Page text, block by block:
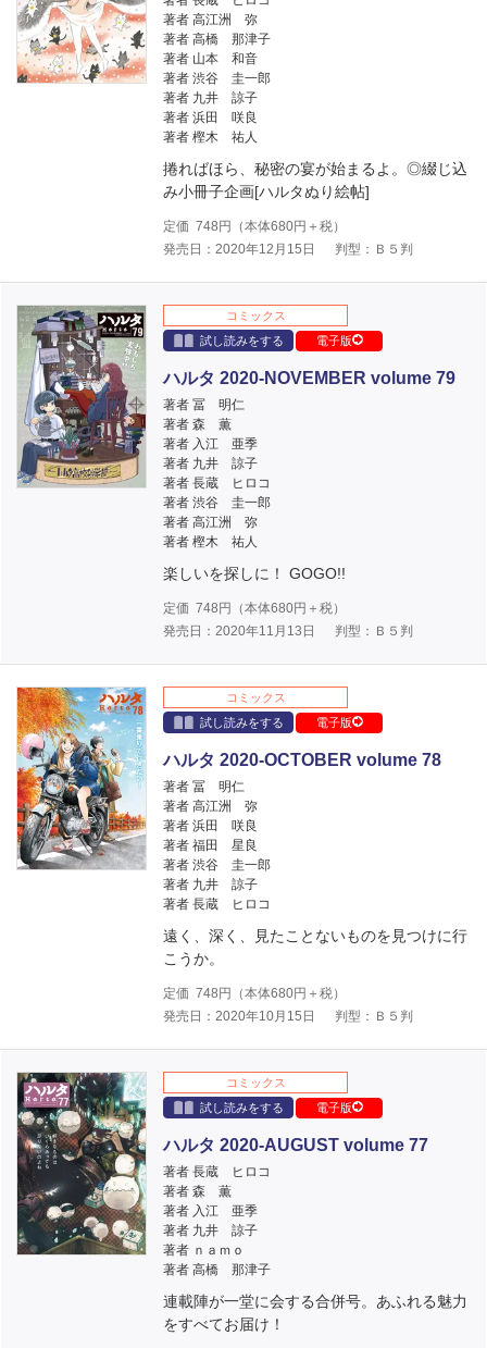
著者 高江洲 弥
著者 高橋 那津子
著者 山本 和音
著者 渋谷 圭一郎
著者 九井 諒子
著者 浜田 咲良
著者 樫木 祐人
捲ればほら、秘密の宴が始まるよ。◎綴じ込
み小冊子企画[ハルタぬり絵帖]
定価 748 円（本体680円＋税）
発売日：2020年12月15日
判型：Ｂ５判
コミックス
試し読みをする
電子版
ハルタ 2020-NOVEMBER volume 79
著者 冨 明仁
著者 森 薫
著者 入江 亜季
著者 九井 諒子
著者 長蔵 ヒロコ
著者 渋谷 圭一郎
著者 高江洲 弥
著者 樫木 祐人
楽しいを探しに！ GOGO!!
定価 748 円（本体680円＋税）
発売日：2020年11月13日
判型：Ｂ５判
コミックス
試し読みをする
電子版
ハルタ 2020-OCTOBER volume 78
著者 冨 明仁
著者 高江洲 弥
著者 浜田 咲良
著者 福田 星良
著者 渋谷 圭一郎
著者 九井 諒子
著者 長蔵 ヒロコ
遠く、深く、見たことないものを見つけに行
こうか。
定価 748 円（本体680円＋税）
発売日：2020年10月15日
判型：Ｂ５判
コミックス
試し読みをする
電子版
ハルタ 2020-AUGUST volume 77
著者 長蔵 ヒロコ
著者 森 薫
著者 入江 亜季
著者 九井 諒子
著者 ｎａｍｏ
著者 高橋 那津子
連載陣が一堂に会する合併号。あふれる魅力
をすべてお届け！